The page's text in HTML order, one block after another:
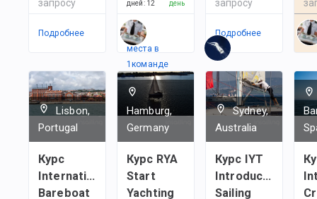
запросу
Подробнее
дней: 12
день
Есть
места в
1командe
запросу
Подробнее
Lisbon,
Portugal
Курс
International
Bareboat
Hamburg,
Germany
Курс RYA
Start
Yachting
Sydney,
Australia
Курс IYT
Introductory
Sailing